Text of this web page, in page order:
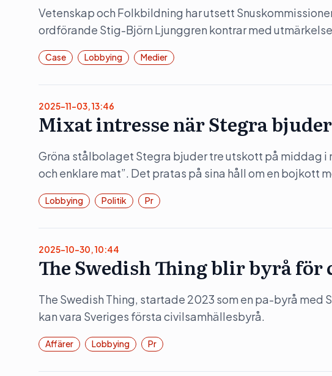
Vetenskap och Folkbildning har utsett
ordförande Stig-Björn Ljunggren kontrar med
Case Lobbying Medier
2025-11-03, 13:46
Mixat intresse när Stegra
Gröna stålbolaget Stegra bjuder tre utskott på middag i
och enklare mat”. Det pratas på sina håll om en bojkott
Lobbying Politik Pr
2025-10-30, 10:44
The Swedish Thing blir byrå
The Swedish Thing, startade 2023 som en pa-byrå med
kan vara Sveriges första civilsamhällesbyrå.
Affärer Lobbying Pr